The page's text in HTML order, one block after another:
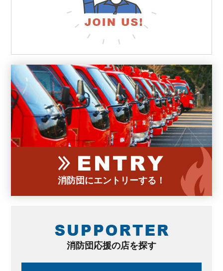
消防団にエントリーする！
消防団応援の店を探す